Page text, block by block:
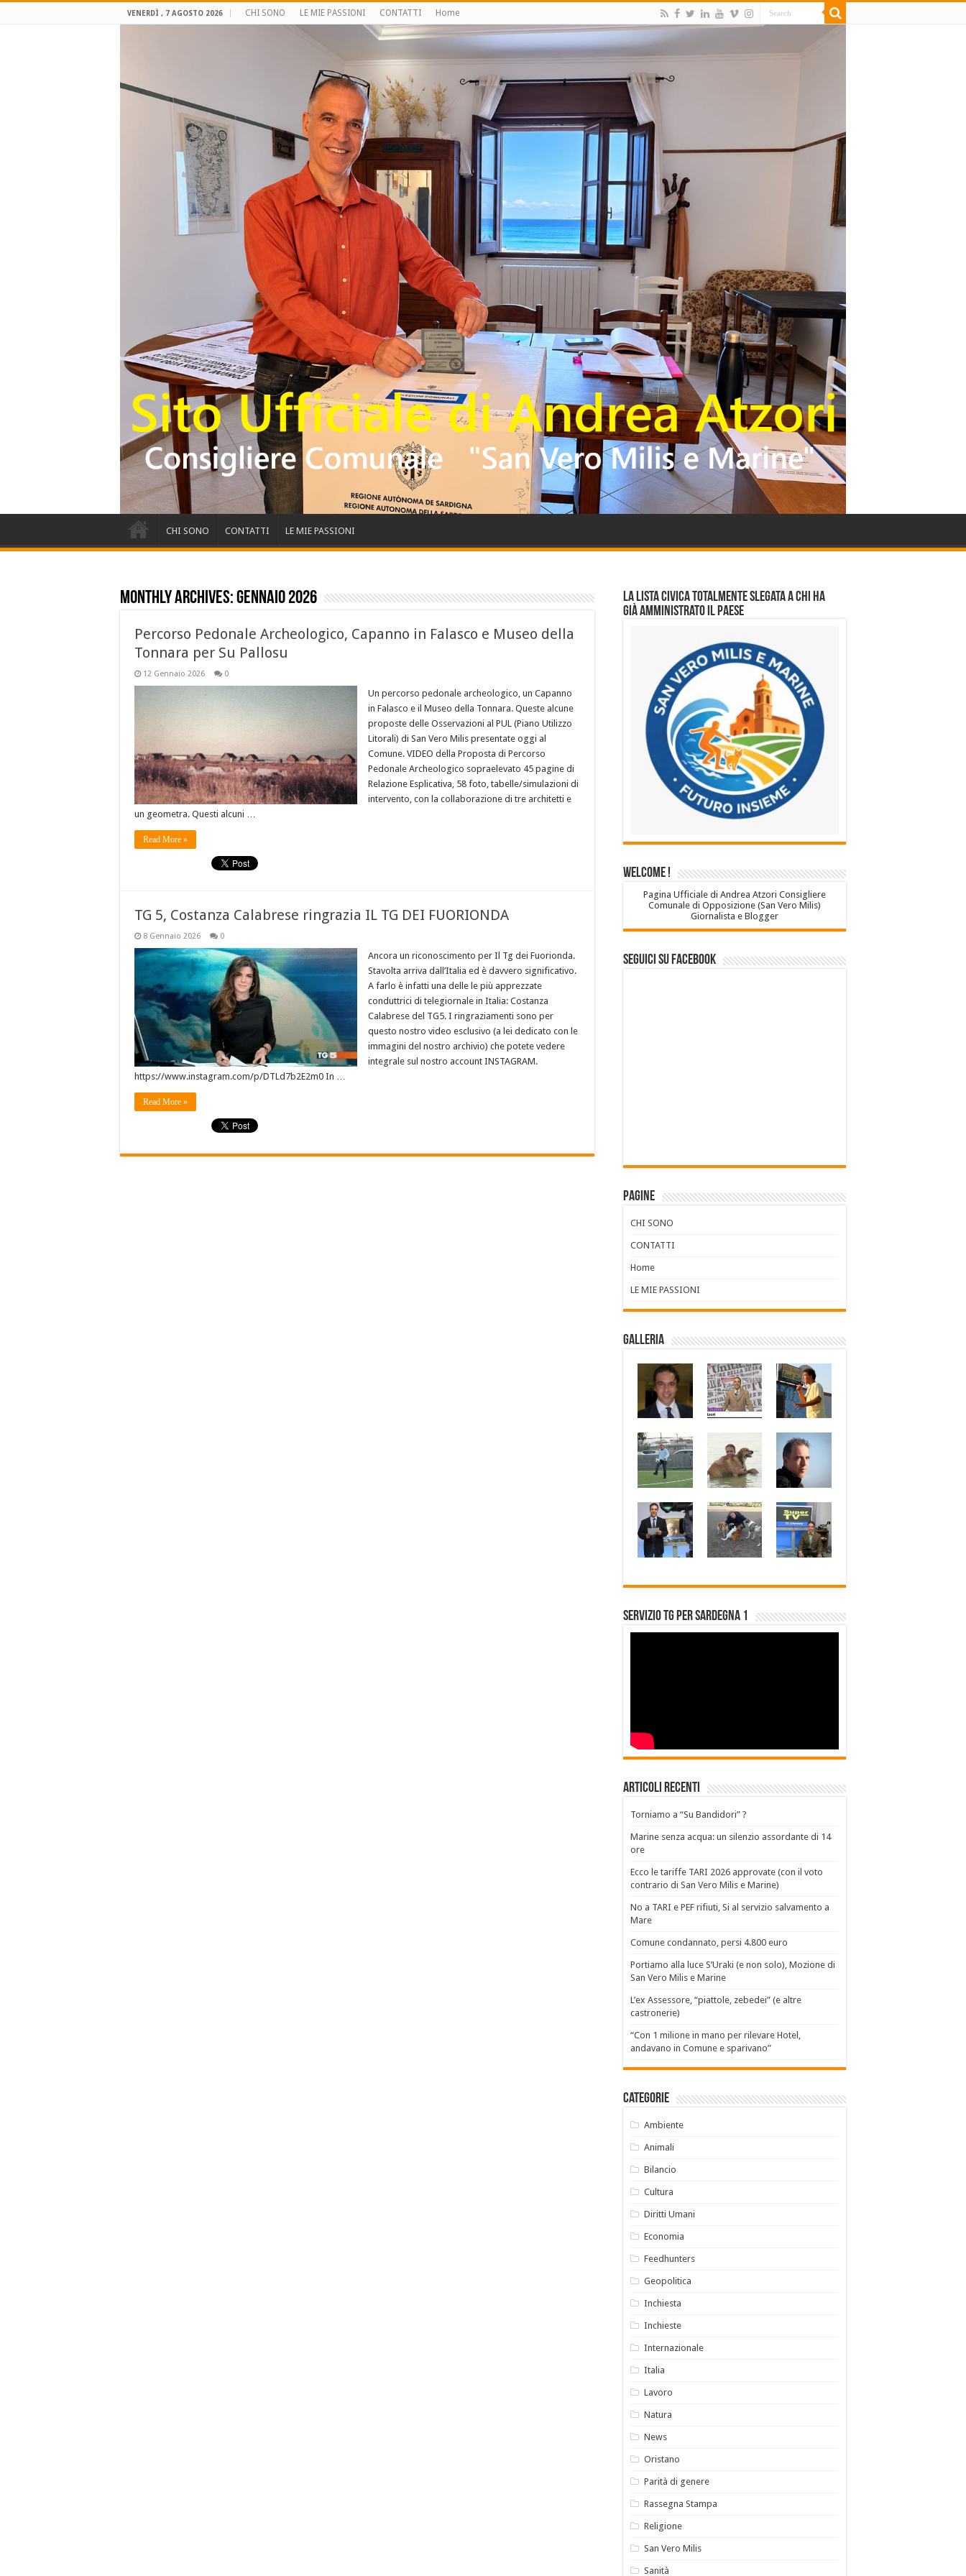
VENERDÌ , 7 AGOSTO 2026 CHI SONO LE MIE PASSIONI CONTATTI Home
CHI SONO CONTATTI LE MIE PASSIONI
Monthly Archives:Gennaio 2026
Percorso Pedonale Archeologico, Capanno in Falasco e Museo della
Tonnara per Su Pallosu
12 Gennaio 2026 0
Un percorso pedonale archeologico, un Capanno
in Falasco e il Museo della Tonnara. Queste alcune
proposte delle Osservazioni al PUL (Piano Utilizzo
Litorali) di San Vero Milis presentate oggi al
Comune. VIDEO della Proposta di Percorso
Pedonale Archeologico sopraelevato 45 pagine di
Relazione Esplicativa, 58 foto, tabelle/simulazioni di
intervento, con la collaborazione di tre architetti e
un geometra. Questi alcuni …
Read More »
TG 5, Costanza Calabrese ringrazia IL TG DEI FUORIONDA
8 Gennaio 2026 0
Ancora un riconoscimento per Il Tg dei Fuorionda.
Stavolta arriva dall’Italia ed è davvero significativo.
A farlo è infatti una delle le più apprezzate
conduttrici di telegiornale in Italia: Costanza
Calabrese del TG5. I ringraziamenti sono per
questo nostro video esclusivo (a lei dedicato con le
immagini del nostro archivio) che potete vedere
integrale sul nostro account INSTAGRAM.
https://www.instagram.com/p/DTLd7b2E2m0 In …
Read More »
La lista civica totalmente slegata a chi ha
già amministrato il Paese
Welcome !
Pagina Ufficiale di Andrea Atzori Consigliere
Comunale di Opposizione (San Vero Milis)
Giornalista e Blogger
Seguici su Facebook
Pagine
CHI SONO
CONTATTI
Home
LE MIE PASSIONI
Galleria
Servizio Tg per Sardegna 1
Articoli recenti
Torniamo a “Su Bandidori” ?
Marine senza acqua: un silenzio assordante di 14
ore
Ecco le tariffe TARI 2026 approvate (con il voto
contrario di San Vero Milis e Marine)
No a TARI e PEF rifiuti, Si al servizio salvamento a
Mare
Comune condannato, persi 4.800 euro
Portiamo alla luce S’Uraki (e non solo), Mozione di
San Vero Milis e Marine
L’ex Assessore, “piattole, zebedei” (e altre
castronerie)
“Con 1 milione in mano per rilevare Hotel,
andavano in Comune e sparivano”
Categorie
Ambiente
Animali
Bilancio
Cultura
Diritti Umani
Economia
Feedhunters
Geopolitica
Inchiesta
Inchieste
Internazionale
Italia
Lavoro
Natura
News
Oristano
Parità di genere
Rassegna Stampa
Religione
San Vero Milis
Sanità